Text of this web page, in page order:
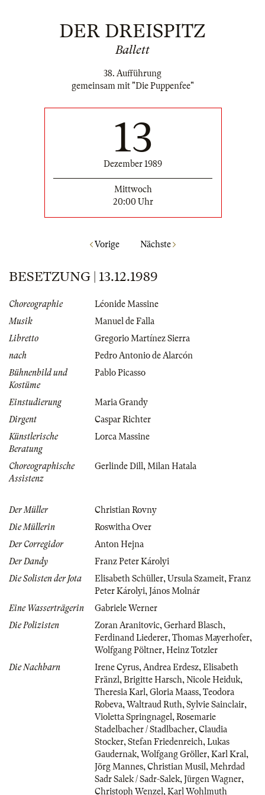
DER DREISPITZ
Ballett
38. Aufführung
gemeinsam mit "Die Puppenfee"
13
Dezember 1989
Mittwoch
20:00 Uhr
Vorige Nächste
BESETZUNG | 13.12.1989
Choreographie
Léonide Massine
Musik
Manuel de Falla
Libretto
Gregorio Martínez Sierra
nach
Pedro Antonio de Alarcón
Bühnenbild und
Kostüme
Pablo Picasso
Einstudierung
Maria Grandy
Dirgent
Caspar Richter
Künstlerische
Beratung
Lorca Massine
Choreographische
Assistenz
Gerlinde Dill , Milan Hatala
Der Müller
Christian Rovny
Die Müllerin
Roswitha Over
Der Corregidor
Anton Hejna
Der Dandy
Franz Peter Károlyi
Die Solisten der Jota
Elisabeth Schüller, Ursula Szameit, Franz
Peter Károlyi, János Molnár
Eine Wasserträgerin
Gabriele Werner
Die Polizisten
Zoran Aranitovic, Gerhard Blasch,
Ferdinand Liederer, Thomas Mayerhofer,
Wolfgang Pöltner, Heinz Totzler
Die Nachbarn
Irene Cyrus, Andrea Erdesz, Elisabeth
Fränzl , Brigitte Harsch, Nicole Heiduk,
Theresia Karl , Gloria Maass, Teodora
Robeva, Waltraud Ruth, Sylvie Sainclair,
Violetta Springnagel , Rosemarie
Stadelbacher / Stadlbacher, Claudia
Stocker, Stefan Friedenreich, Lukas
Gaudernak, Wolfgang Gröller, Karl Kral ,
Jörg Mannes, Christian Musil , Mehrdad
Sadr Salek / Sadr-Salek, Jürgen Wagner,
Christoph Wenzel , Karl Wohlmuth